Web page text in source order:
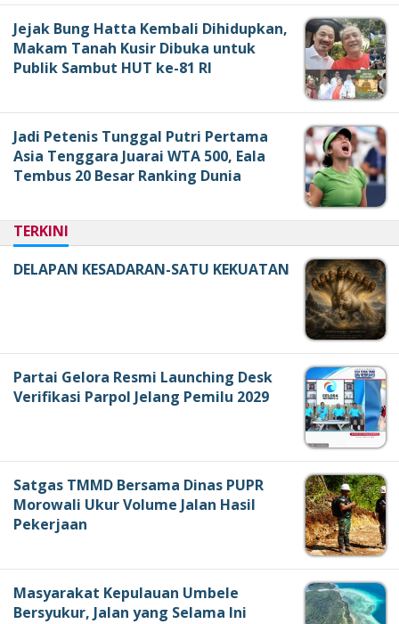
Jejak Bung Hatta Kembali Dihidupkan,
Makam Tanah Kusir Dibuka untuk
Publik Sambut HUT ke-81 RI
Jadi Petenis Tunggal Putri Pertama
Asia Tenggara Juarai WTA 500, Eala
Tembus 20 Besar Ranking Dunia
TERKINI
DELAPAN KESADARAN-SATU KEKUATAN
Partai Gelora Resmi Launching Desk
Verifikasi Parpol Jelang Pemilu 2029
Satgas TMMD Bersama Dinas PUPR
Morowali Ukur Volume Jalan Hasil
Pekerjaan
Masyarakat Kepulauan Umbele
Bersyukur, Jalan yang Selama Ini